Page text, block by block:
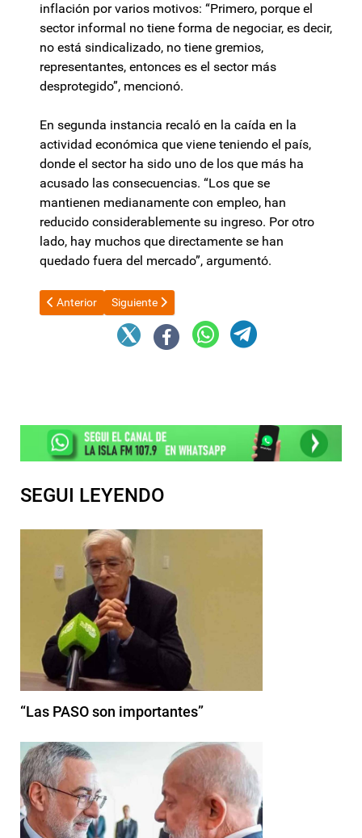
inflación por varios motivos: “Primero, porque el
sector informal no tiene forma de negociar, es decir,
no está sindicalizado, no tiene gremios,
representantes, entonces es el sector más
desprotegido”, mencionó.
En segunda instancia recaló en la caída en la
actividad económica que viene teniendo el país,
donde el sector ha sido uno de los que más ha
acusado las consecuencias. “Los que se
mantienen medianamente con empleo, han
reducido considerablemente su ingreso. Por otro
lado, hay muchos que directamente se han
quedado fuera del mercado”, argumentó.
Artículo anterior: Misiones: exportaciones crecieron 25% en el
Anterior Artículo siguiente: La pelea por las cárceles de
Siguiente
SEGUI LEYENDO
“Las PASO son importantes”